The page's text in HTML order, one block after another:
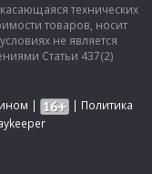
технических
товаров, носит
не является
Статьи 437(2)
| | Политика